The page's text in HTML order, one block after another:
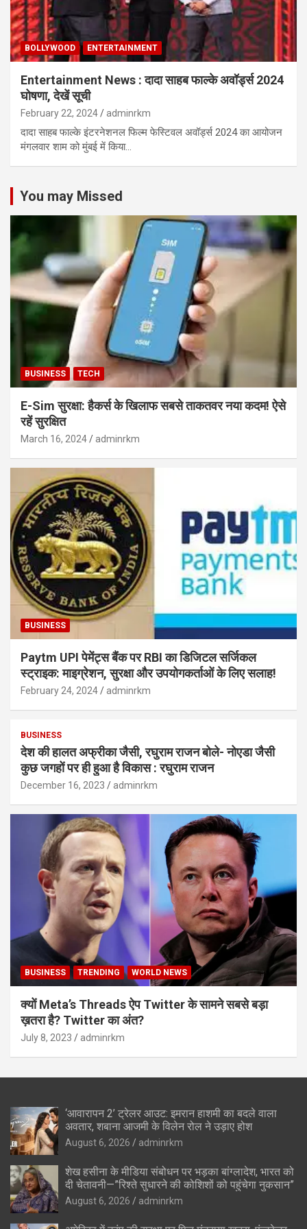
BOLLYWOOD ENTERTAINMENT
Entertainment News : दादा साहब फाल्के अवॉर्ड्स 2024
घोषणा, देखें सूची
February 22, 2024 adminrkm
दादा साहब फाल्के इंटरनेशनल फिल्म फेस्टिवल अवॉर्ड्स 2024 का आयोजन
मंगलवार शाम को मुंबई में किया…
You may Missed
BUSINESS TECH
E-Sim सुरक्षा: हैकर्स के खिलाफ सबसे ताकतवर नया कदम! ऐसे
रहें सुरक्षित
March 16, 2024 adminrkm
BUSINESS
Paytm UPI पेमेंट्स बैंक पर RBI का डिजिटल सर्जिकल
स्ट्राइक: माइग्रेशन, सुरक्षा और उपयोगकर्ताओं के लिए सलाह!
February 24, 2024 adminrkm
BUSINESS
देश की हालत अफ्रीका जैसी, रघुराम राजन बोले- नोएडा जैसी
कुछ जगहों पर ही हुआ है विकास : रघुराम राजन
December 16, 2023 adminrkm
BUSINESS TRENDING WORLD NEWS
क्यों Meta’s Threads ऐप Twitter के सामने सबसे बड़ा
ख़तरा है? Twitter का अंत?
July 8, 2023 adminrkm
‘आवारापन 2’ ट्रेलर आउट: इमरान हाशमी का बदले वाला
अवतार, शबाना आजमी के विलेन रोल ने उड़ाए होश
August 6, 2026 adminrkm
शेख हसीना के मीडिया संबोधन पर भड़का बांग्लादेश, भारत को
दी चेतावनी—”रिश्ते सुधारने की कोशिशों को पहुंचेगा नुकसान”
August 6, 2026 adminrkm